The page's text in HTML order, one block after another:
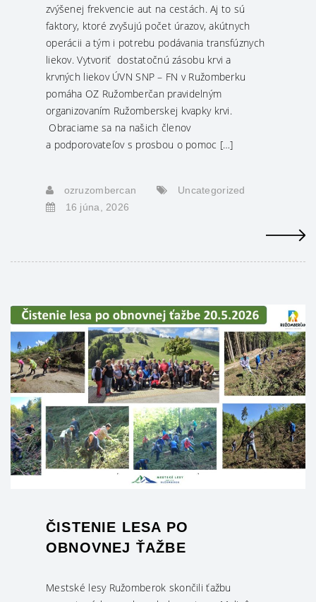
zvýšenej frekvencie aut na cestách. Aj to sú
faktory, ktoré zvyšujú počet úrazov, akútnych
operácii a tým i potrebu podávania transfúznych
liekov. Vytvoriť dostatočnú zásobu krvi a
krvných liekov ÚVN SNP – FN v Ružomberku
pomáha OZ Ružomberčan pravidelným
organizovaním Ružomberskej kvapky krvi.
Obraciame sa na našich členov
a podporovateľov s prosbou o pomoc […]
ozruzombercan
Uncategorized
16 júna, 2026
ČISTENIE LESA PO
OBNOVNEJ ŤAŽBE
Mestské lesy Ružomberok skončili ťažbu